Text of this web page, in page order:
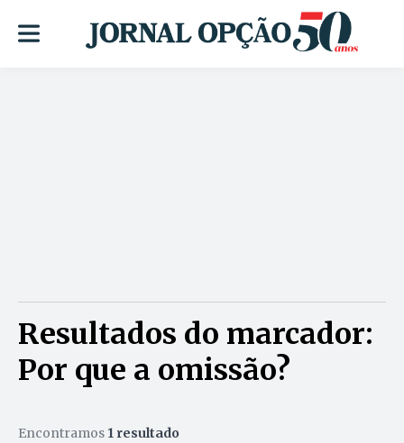
Resultados do marcador:
Por que a omissão?
Encontramos 1 resultado